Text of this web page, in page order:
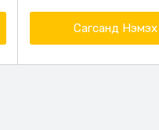
Сагсанд Нэмэх